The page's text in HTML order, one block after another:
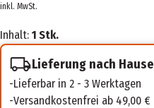
inkl. MwSt.
Inhalt: 1 Stk.
Lieferung nach Hause
Lieferbar in 2 - 3 Werktagen
Versandkostenfrei ab 49,00 €